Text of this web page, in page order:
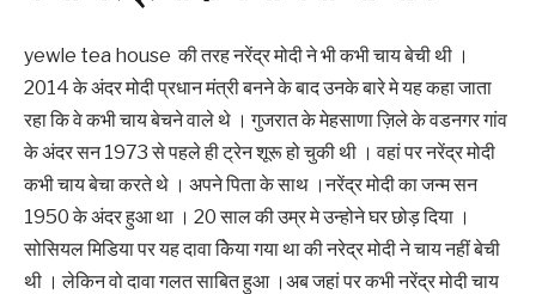
yewle tea house की तरह नरेंद्र मोदी ने भी कभी चाय बेची थी ।
2014 के अंदर मोदी प्रधान मंत्री बनने के बाद उनके बारे मे यह कहा जाता
रहा कि वे कभी चाय बेचने वाले थे । गुजरात के मेहसाणा ज़िले के वडनगर गांव
के अंदर सन 1973 से पहले ही ट्रेन शूरू हो चुकी थी । वहां पर ‌‌‌नरेंद्र मोदी
कभी चाय बेचा करते थे । अपने पिता के साथ ।‌‌‌नरेंद्र मोदी का जन्म सन
1950 के अंदर हुआ था । 20 साल की उम्र मे उन्होने घर छोड़ दिया ।
सोसियल मिडिया पर यह दावा किेया गया था की नरेद्र मोदी ने चाय नहीं बेची
थी । लेकिन वो दावा गलत साबित हुआ ।‌‌‌अब जहां पर कभी नरेंद्र मोदी चाय